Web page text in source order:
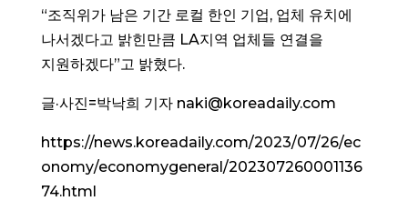
“조직위가 남은 기간 로컬 한인 기업, 업체 유치에
나서겠다고 밝힌만큼 LA지역 업체들 연결을
지원하겠다”고 밝혔다.
글·사진=박낙희 기자 naki@koreadaily.com
https://news.koreadaily.com/2023/07/26/ec
onomy/economygeneral/202307260001136
74.html